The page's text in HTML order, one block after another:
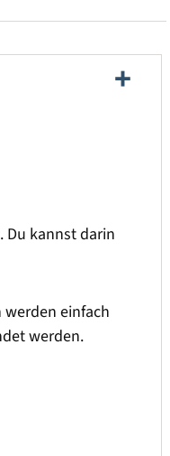
Du kannst darin
einfach
werden.